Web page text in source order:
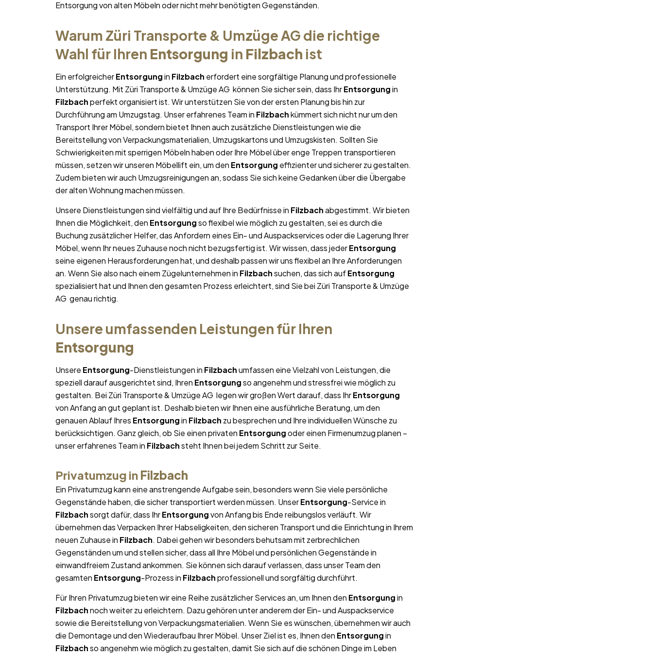
Entsorgung von alten Möbeln oder nicht mehr benötigten Gegenständen.
Warum Züri Transporte & Umzüge AG die richtige
Wahl für Ihren Entsorgung in Filzbach ist
Ein erfolgreicherEntsorgungin Filzbach erfordert eine sorgfältige Planung und professionelle
Unterstützung. Mit Züri Transporte & Umzüge AG können Sie sicher sein, dass IhrEntsorgungin
Filzbachperfekt organisiert ist. Wir unterstützen Sie von der ersten Planung bis hin zur
Durchführung am Umzugstag. Unser erfahrenes Team in Filzbachkümmert sich nicht nur um den
Transport Ihrer Möbel, sondern bietet Ihnen auch zusätzliche Dienstleistungen wie die
Bereitstellung von Verpackungsmaterialien, Umzugskartons und Umzugskisten. Sollten Sie
Schwierigkeiten mit sperrigen Möbeln haben oder Ihre Möbel über enge Treppen transportieren
müssen, setzen wir unseren Möbellift ein, um den Entsorgung effizienter und sicherer zu gestalten.
Zudem bieten wir auch Umzugsreinigungen an, sodass Sie sich keine Gedanken über die Übergabe
der alten Wohnung machen müssen.
Unsere Dienstleistungen sind vielfältig und auf Ihre Bedürfnisse in Filzbachabgestimmt. Wir bieten
Ihnen die Möglichkeit, den Entsorgungso flexibel wie möglich zu gestalten, sei es durch die
Buchung zusätzlicher Helfer, das Anfordern eines Ein- und Auspackservices oder die Lagerung Ihrer
Möbel, wenn Ihr neues Zuhause noch nicht bezugsfertig ist. Wir wissen, dass jederEntsorgung
seine eigenen Herausforderungen hat, und deshalb passen wir uns flexibel an Ihre Anforderungen
an. Wenn Sie also nach einem Zügelunternehmen in Filzbachsuchen, das sich aufEntsorgung
spezialisiert hat und Ihnen den gesamten Prozess erleichtert, sind Sie bei Züri Transporte & Umzüge
AG genau richtig.
Unsere umfassenden Leistungen für Ihren
Entsorgung
Unsere Entsorgung-Dienstleistungen in Filzbachumfassen eine Vielzahl von Leistungen, die
speziell darauf ausgerichtet sind, Ihren Entsorgungso angenehm und stressfrei wie möglich zu
gestalten. Bei Züri Transporte & Umzüge AG legen wir großen Wert darauf, dass IhrEntsorgung
von Anfang an gut geplant ist. Deshalb bieten wir Ihnen eine ausführliche Beratung, um den
genauen Ablauf Ihres Entsorgungin Filzbach zu besprechen und Ihre individuellen Wünsche zu
berücksichtigen. Ganz gleich, ob Sie einen privaten Entsorgungoder einen Firmenumzug planen –
unser erfahrenes Team in Filzbachsteht Ihnen bei jedem Schritt zur Seite.
Privatumzug in Filzbach
Ein Privatumzug kann eine anstrengende Aufgabe sein, besonders wenn Sie viele persönliche
Gegenstände haben, die sicher transportiert werden müssen. UnserEntsorgung-Service in
Filzbachsorgt dafür, dass IhrEntsorgungvon Anfang bis Ende reibungslos verläuft. Wir
übernehmen das Verpacken Ihrer Habseligkeiten, den sicheren Transport und die Einrichtung in Ihrem
neuen Zuhause in Filzbach. Dabei gehen wir besonders behutsam mit zerbrechlichen
Gegenständen um und stellen sicher, dass all Ihre Möbel und persönlichen Gegenstände in
einwandfreiem Zustand ankommen. Sie können sich darauf verlassen, dass unser Team den
gesamten Entsorgung-Prozess in Filzbachprofessionell und sorgfältig durchführt.
Für Ihren Privatumzug bieten wir eine Reihe zusätzlicher Services an, um Ihnen den Entsorgungin
Filzbachnoch weiter zu erleichtern. Dazu gehören unter anderem der Ein- und Auspackservice
sowie die Bereitstellung von Verpackungsmaterialien. Wenn Sie es wünschen, übernehmen wir auch
die Demontage und den Wiederaufbau Ihrer Möbel. Unser Ziel ist es, Ihnen den Entsorgungin
Filzbachso angenehm wie möglich zu gestalten, damit Sie sich auf die schönen Dinge im Leben